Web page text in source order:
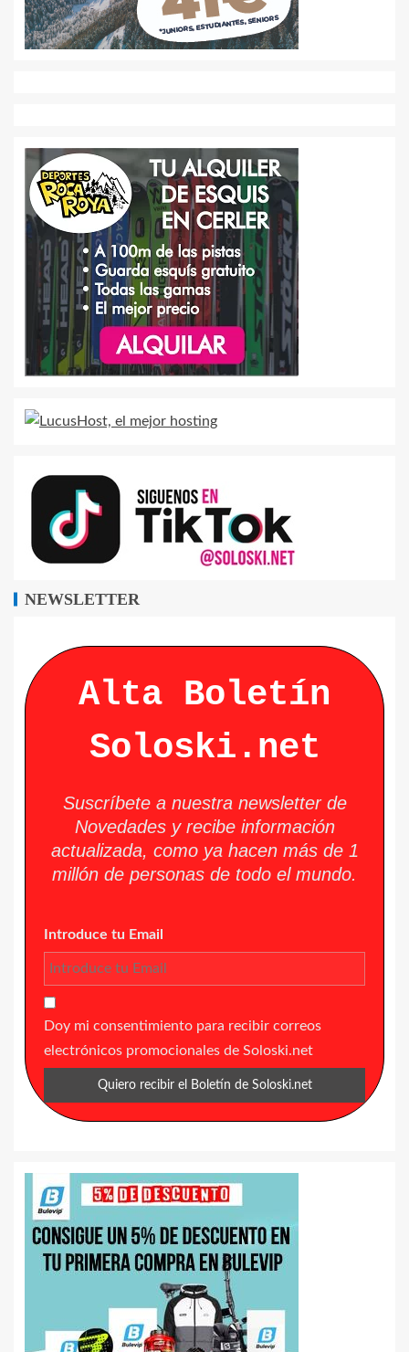
NEWSLETTER
Alta Boletín
Soloski.net
Suscríbete a nuestra newsletter de
Novedades y recibe información
actualizada, como ya hacen más de 1
millón de personas de todo el mundo.
Introduce tu Email
Doy mi consentimiento para recibir correos
electrónicos promocionales de Soloski.net